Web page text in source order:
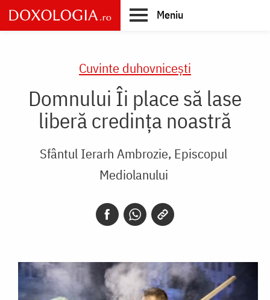
Skip
to
main
Meniu
Cuvinte duhovnicești
Domnului Îi place să lase
liberă credința noastră
Sfântul Ierarh Ambrozie, Episcopul
Mediolanului